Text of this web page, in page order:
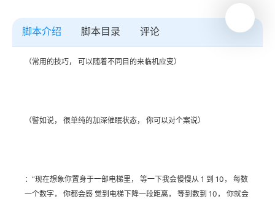
脚本介绍 脚本目录 评论
（常用的技巧， 可以随着不同目的来临机应变）
（譬如说， 很单纯的加深催眠状态， 你可以对个案说）
：“现在想象你置身于一部电梯里， 等一下我会慢慢从 1 到 10， 每数
一个数字， 你都会感 觉到电梯下降一段距离， 等到数到 10， 你就会